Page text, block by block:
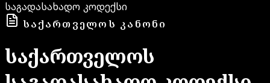
საგადასახადო კოდექსი
ᲡᲐᲥᲐᲠᲗᲕᲔᲚᲝᲡ ᲙᲐᲜᲝᲜᲘ
საქართველოს